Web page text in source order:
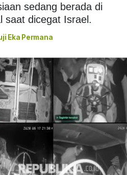
sedang berada di
saat dicegat Israel.
Eka Permana